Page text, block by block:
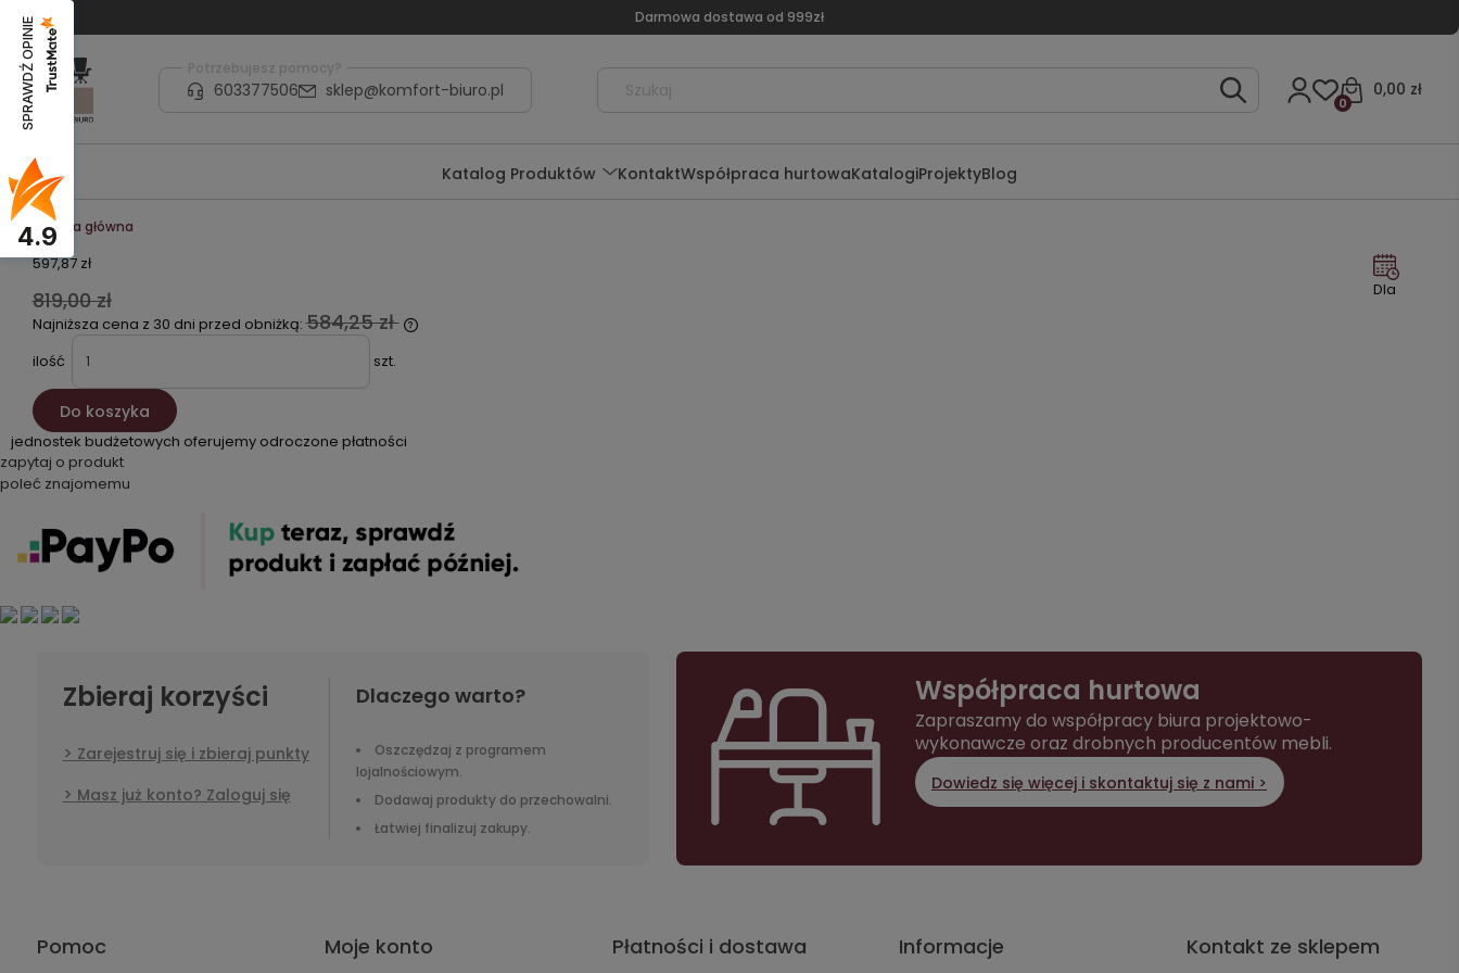
Darmowa dostawa od 999zł
Potrzebujesz pomocy?
603377506 sklep@komfort-biuro.pl 0,00 zł
0
Katalog Produktów KontaktWspółpraca hurtowaKatalogiProjektyBlog
Strona główna
597,87 zł
819,00 zł
Najniższa cena z 30 dni przed obniżką:584,25 zł
ilość szt.
Do koszyka
Dla
jednostek budżetowych oferujemy odroczone płatności
zapytaj o produkt
poleć znajomemu
Zbieraj korzyści
Zarejestruj się i zbieraj punkty
Masz już konto? Zaloguj się
Dlaczego warto?
Oszczędzaj z programem
lojalnościowym.
Dodawaj produkty do przechowalni.
Łatwiej finalizuj zakupy.
Współpraca hurtowa
Zapraszamy do współpracy biura projektowo-
wykonawcze oraz drobnych producentów mebli.
Dowiedz się więcej i skontaktuj się z nami >
Pomoc Moje konto Płatności i dostawa Informacje Kontakt ze sklepem
SPRAWDŹ OPINIE
4.9